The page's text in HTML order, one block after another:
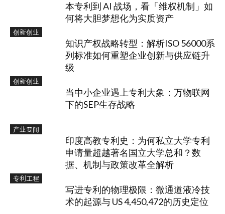
本专利到 AI 战场，看「维权机制」如
何将大胆梦想化为实质资产
创新创业
知识产权战略转型：解析ISO 56000系
列标准如何重塑企业创新与供应链升
级
创新创业
当中小企业遇上专利大象：万物联网
下的SEP生存战略
产业要闻
印度高教专利史：为何私立大学专利
申请量超越著名国立大学总和？数
据、机制与政策改革全解析
专利工程
写进专利的物理极限：微通道液冷技
术的起源与 US 4,450,472的历史定位